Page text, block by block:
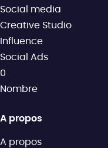
Social media
Creative Studio
Influence
Social Ads
0
Nombre
A propos
A propos